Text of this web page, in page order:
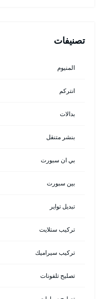
تصنيفات
المنيوم
انتركم
بدالات
بنشر متنقل
بي ان سبورت
بين سبورت
تبديل تواير
تركيب ستلايت
تركيب سيراميك
تصليح تلفونات